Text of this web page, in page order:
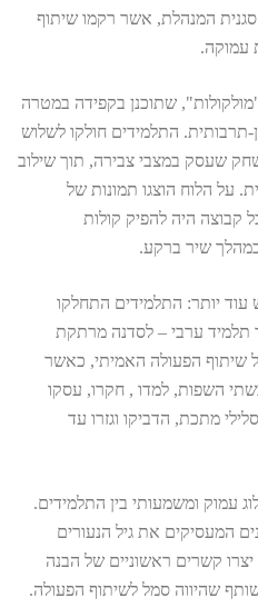
המנהלת, אשר רקמו שיתוף
עמוקה.
שתוכנן בקפידה במטרה
תרבותית. התלמידים חולקו לשלוש
שעסק במצבי צבירה, תוך שילוב
על הלוח הוצגו תמונות של
קבוצה היה להפיק קולות
שיר ברקע.
יותר: התלמידים התחלקו
תלמיד ערבי – לסדנה מרתקת
שיתוף הפעולה האמיתי, כאשר
השפות, למדו , חקרו, עסקו
מתכת, הדביקו וגזרו עד
עמוק ומשמעותי בין התלמידים.
המעסיקים את גיל הנעורים
קשרים ראשוניים של הבנה
שהיווה סמל לשיתוף הפעולה.